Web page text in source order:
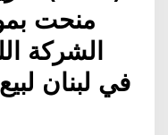
منحت
الشركة
في لبنان